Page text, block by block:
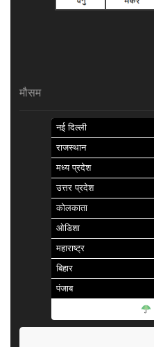
मौसम
नई दिल्ली
राजस्थान
मध्य प्रदेश
उत्तर प्रदेश
कोलकाता
ओडिशा
महाराष्ट्र
बिहार
पंजाब